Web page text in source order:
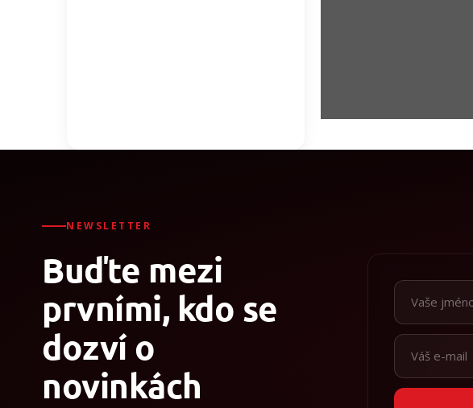
NEWSLETTER
Buďte mezi
prvními, kdo se
dozví o
novinkách